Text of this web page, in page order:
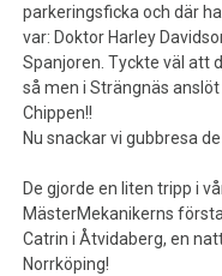
parkeringsficka och där
var: Doktor Harley
Spanjoren. Tyckte väl att
så men i Strängnäs
Chippen!!
Nu snackar vi gubbresa
De gjorde en liten tripp i
MästerMekanikerns
Catrin i Åtvidaberg, en
Norrköping!